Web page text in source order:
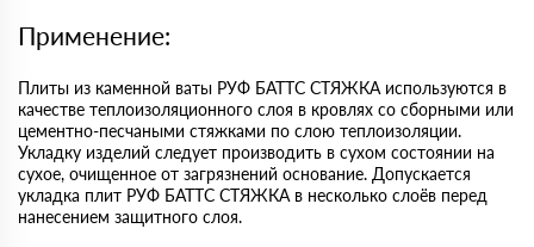
Применение:
Плиты из каменной ваты РУФ БАТТС СТЯЖКА используются в
качестве теплоизоляционного слоя в кровлях со сборными или
цементно-песчаными стяжками по слою теплоизоляции.
Укладку изделий следует производить в сухом состоянии на
сухое, очищенное от загрязнений основание. Допускается
укладка плит РУФ БАТТС СТЯЖКА в несколько слоёв перед
нанесением защитного слоя.